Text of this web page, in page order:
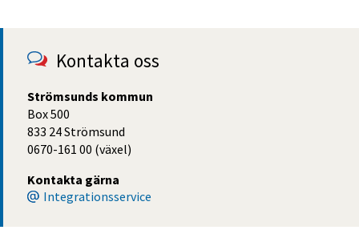
Kontakta oss
Strömsunds kommun
Box 500
833 24 Strömsund
0670-161 00 (växel)
Kontakta gärna
Integrationsservice